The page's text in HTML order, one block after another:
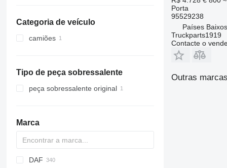
Categoria de veículo
camiões
Tipo de peça sobressalente
peça sobressalente original
Marca
BM
A-series
4-Series
C-series
DAF
Porta
95529238
Países
Truckparts1919
Contacte o
Outras